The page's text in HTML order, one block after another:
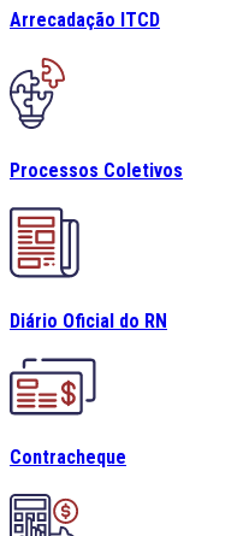
Arrecadação ITCD
Processos Coletivos
Diário Oficial do RN
Contracheque